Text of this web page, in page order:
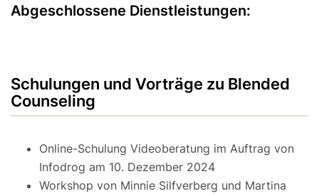
Abgeschlossene Dienstleistungen:
Schulungen und Vorträge zu Blended
Counseling
Online-Schulung Videoberatung im Auftrag von
Infodrog am 10. Dezember 2024
Workshop von Minnie Silfverberg und Martina